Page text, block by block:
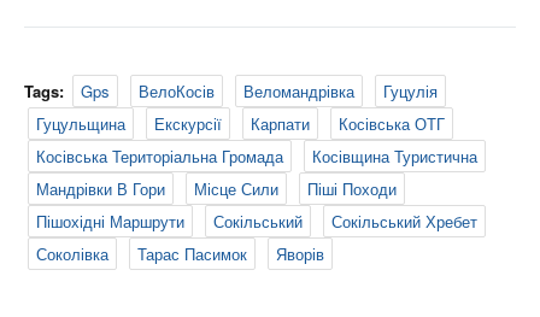
Tags: Gps ВелоКосів Веломандрівка
Гуцулія
Гуцульщина
Екскурсії Карпати
Косівська ОТГ
Косівська Територіальна Громада
Косівщина Туристична
Мандрівки В Гори
Місце Сили
Піші Походи
Пішохідні Маршрути
Сокільський
Сокільський Хребет
Соколівка
Тарас Пасимок Яворів